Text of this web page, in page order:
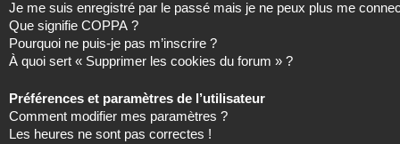
Je me suis enregistré par le passé mais je ne peux plus me
Que signifie COPPA ?
Pourquoi ne puis-je pas m’inscrire ?
À quoi sert « Supprimer les cookies du forum » ?
Préférences et paramètres de l’utilisateur
Comment modifier mes paramètres ?
Les heures ne sont pas correctes !